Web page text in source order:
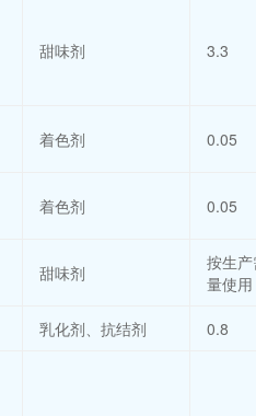
甜味剂 3.3
着色剂 0.05
着色剂 0.05
甜味剂
按生
量使用
乳化剂、抗结剂 0.8